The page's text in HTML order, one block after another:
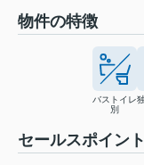
物件の特徴
バストイレ
別
セールスポイント